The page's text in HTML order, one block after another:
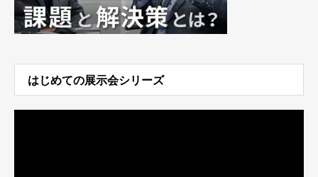
はじめての展示会シリーズ